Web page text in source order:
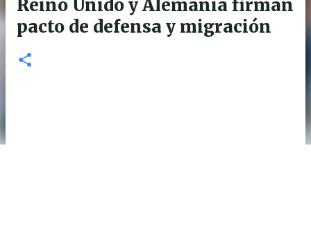
Reino Unido y Alemania firman
pacto de defensa y migración